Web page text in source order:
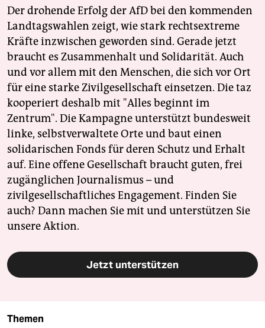
Der drohende Erfolg der AfD bei den kommenden
Landtagswahlen zeigt, wie stark rechtsextreme
Kräfte inzwischen geworden sind. Gerade jetzt
braucht es Zusammenhalt und Solidarität. Auch
und vor allem mit den Menschen, die sich vor Ort
für eine starke Zivilgesellschaft einsetzen. Die taz
kooperiert deshalb mit "Alles beginnt im
Zentrum". Die Kampagne unterstützt bundesweit
linke, selbstverwaltete Orte und baut einen
solidarischen Fonds für deren Schutz und Erhalt
auf. Eine offene Gesellschaft braucht guten, frei
zugänglichen Journalismus – und
zivilgesellschaftliches Engagement. Finden Sie
auch? Dann machen Sie mit und unterstützen Sie
unsere Aktion.
Jetzt unterstützen
Themen